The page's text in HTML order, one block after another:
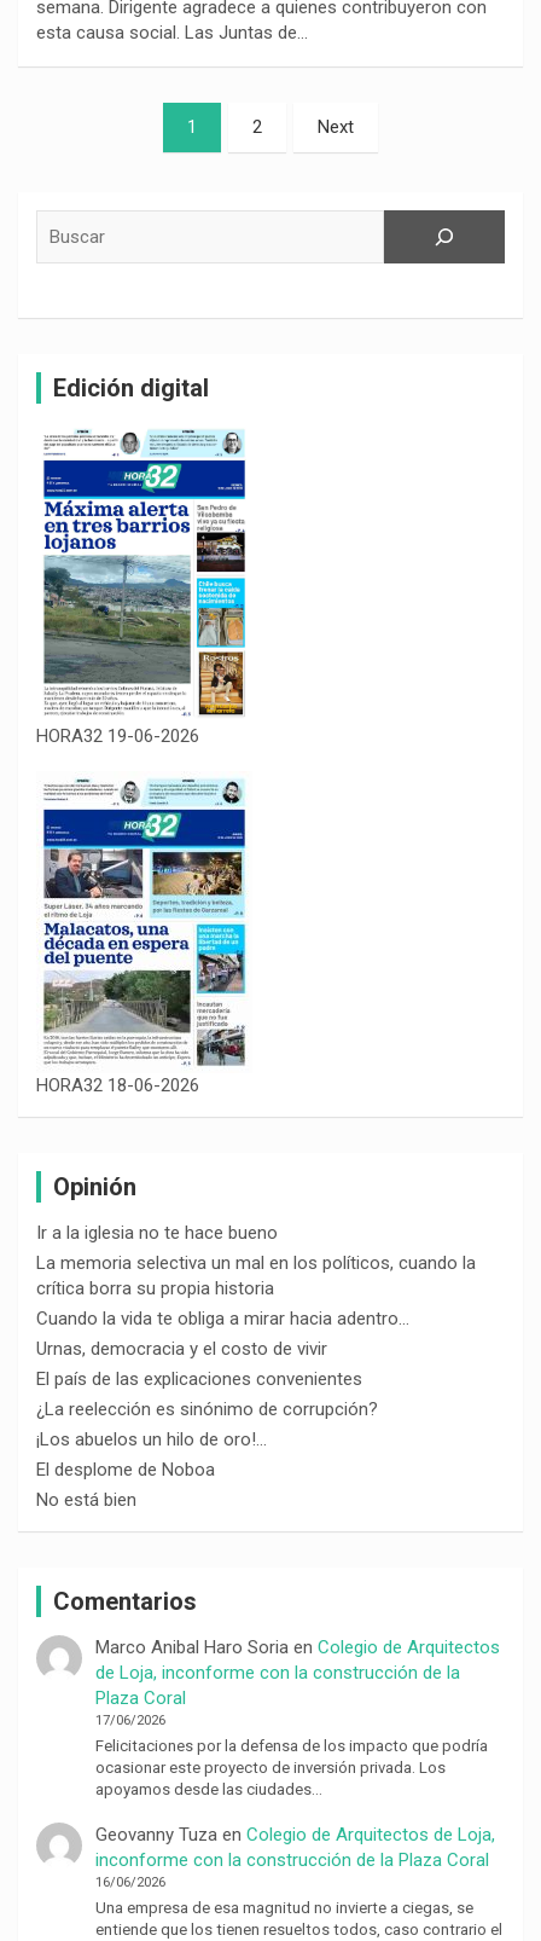
semana. Dirigente agradece a quienes contribuyeron con
esta causa social. Las Juntas de…
1 2 Next
Edición digital
HORA32 19-06-2026
HORA32 18-06-2026
Opinión
Ir a la iglesia no te hace bueno
La memoria selectiva un mal en los políticos, cuando la
crítica borra su propia historia
Cuando la vida te obliga a mirar hacia adentro…
Urnas, democracia y el costo de vivir
El país de las explicaciones convenientes
¿La reelección es sinónimo de corrupción?
¡Los abuelos un hilo de oro!…
El desplome de Noboa
No está bien
Comentarios
Marco Anibal Haro Soriaen Colegio de Arquitectos
de Loja, inconforme con la construcción de la
Plaza Coral
17/06/2026
Felicitaciones por la defensa de los impacto que podría
ocasionar este proyecto de inversión privada. Los
apoyamos desde las ciudades…
Geovanny Tuzaen Colegio de Arquitectos de Loja,
inconforme con la construcción de la Plaza Coral
16/06/2026
Una empresa de esa magnitud no invierte a ciegas, se
entiende que los tienen resueltos todos, caso contrario el